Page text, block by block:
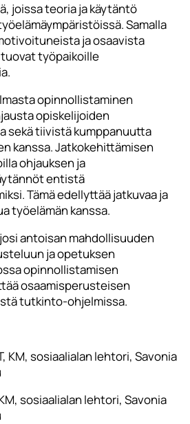
joissa teoria ja käytäntö
Samalla
ja osaavista
työpaikoille
opinnollistaminen
opiskelijoiden
sekä tiivistä kumppanuutta
kanssa. Jatkokehittämisen
ohjauksen ja
entistä
Tämä edellyttää jatkuvaa ja
työelämän kanssa.
antoisan mahdollisuuden
ja opetuksen
opinnollistamisen
osaamisperusteisen
tutkinto-ohjelmissa.
KM, sosiaalialan lehtori, Savonia
sosiaalialan lehtori, Savonia